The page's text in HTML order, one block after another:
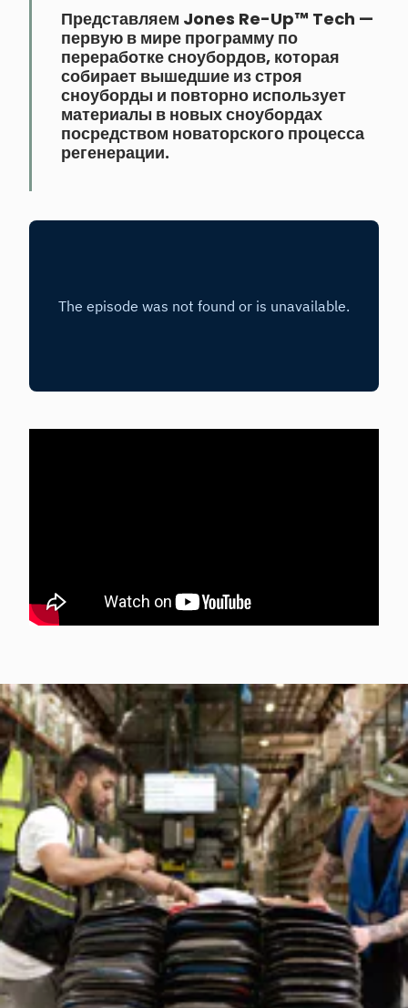
Представляем Jones Re-Up™ Tech —
первую в мире программу по
переработке сноубордов, которая
собирает вышедшие из строя
сноуборды и повторно использует
материалы в новых сноубордах
посредством новаторского процесса
регенерации.